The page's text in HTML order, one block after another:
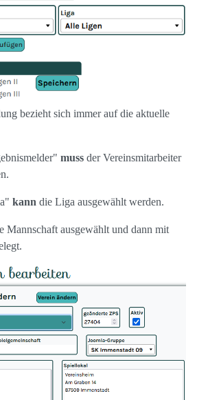
bezieht sich immer auf die aktuelle
muss der Vereinsmitarbeiter
kann die Liga ausgewählt werden.
Mannschaft ausgewählt und dann mit